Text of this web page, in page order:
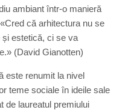
ambiant într-o manieră
că arhitectura nu se
estetică, ci se va
(David Gianotten)
este renumit la nivel
teme sociale în ideile sale
de laureatul premiului